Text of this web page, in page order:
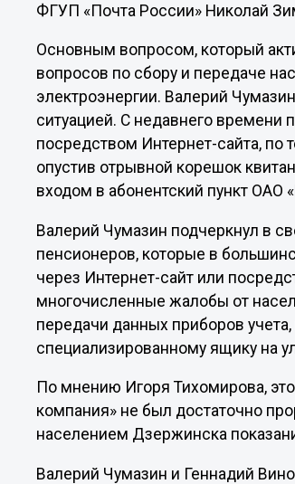
ФГУП «Почта России» Николай
Основным вопросом, который
вопросов по сбору и передаче
электроэнергии. Валерий
ситуацией. С недавнего времени
посредством Интернет-сайта,
опустив отрывной корешок
входом в абонентский пункт ОАО
Валерий Чумазин подчеркнул в
пенсионеров, которые в
через Интернет-сайт или
многочисленные жалобы от
передачи данных приборов
специализированному ящику на
По мнению Игоря Тихомирова,
компания» не был достаточно
населением Дзержинска
Валерий Чумазин и Геннадий